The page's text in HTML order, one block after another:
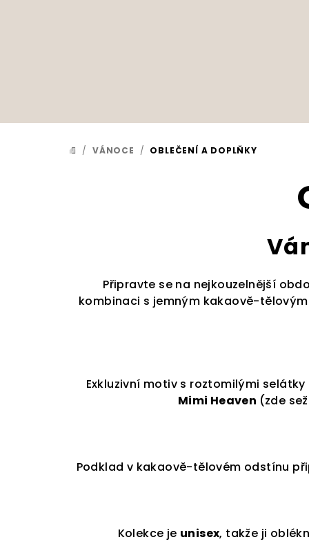
DOMŮ
/ VÁNOCE / OBLEČENÍ A DOPLŇKY
Připravte se na nejkouzelnější
kombinaci s jemným kakaově-
Exkluzivní motiv s roztomilými
Mimi Heaven (zde
Podklad v kakaově-tělovém odstínu
Kolekce je unisex, takže ji